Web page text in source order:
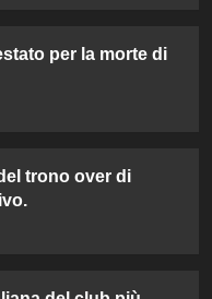
per la morte di
trono over di